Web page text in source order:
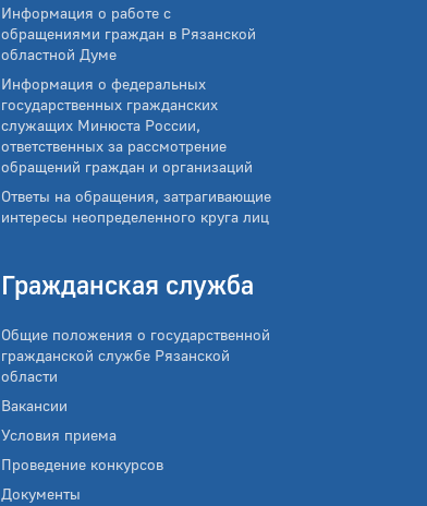
Информация о работе с
обращениями граждан в Рязанской
областной Думе
Информация о федеральных
государственных гражданских
служащих Минюста России,
ответственных за рассмотрение
обращений граждан и организаций
Ответы на обращения, затрагивающие
интересы неопределенного круга лиц
Гражданская служба
Общие положения о государственной
гражданской службе Рязанской
области
Вакансии
Условия приема
Проведение конкурсов
Документы